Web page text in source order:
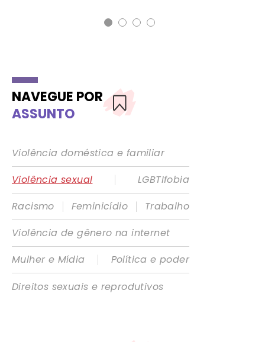
NAVEGUE POR
ASSUNTO
Violência doméstica e familiar
Violência sexual
|
LGBTIfobia
Racismo
| Feminicídio |
Trabalho
Violência de gênero na internet
Mulher e Mídia
|
Política e poder
Direitos sexuais e reprodutivos